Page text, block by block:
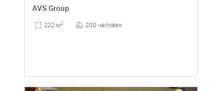
AVS Group
222 м2 200 человек